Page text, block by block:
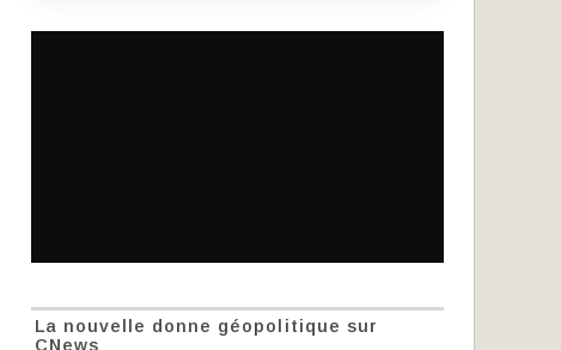
La nouvelle donne géopolitique sur
CNews